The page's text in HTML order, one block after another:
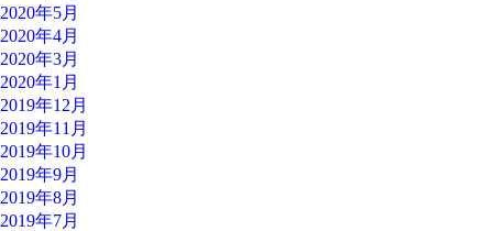
2020年5月
2020年4月
2020年3月
2020年1月
2019年12月
2019年11月
2019年10月
2019年9月
2019年8月
2019年7月